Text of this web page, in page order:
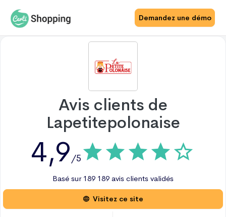
Demandez une démo
Avis clients de
Lapetitepolonaise
4,9 /5
Basé sur 189 189 avis clients validés
Visitez ce site